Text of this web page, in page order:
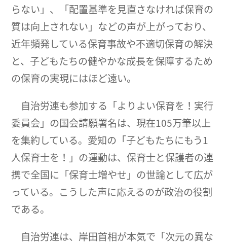
らない」、「配置基準を見直さなければ保育の
質は向上されない」などの声が上がっており、
近年頻発している保育事故や不適切保育の解決
と、子どもたちの健やかな成長を保障するため
の保育の実現にはほど遠い。
自治労連も参加する「よりよい保育を！実行
委員会」の国会請願署名は、現在105万筆以上
を集約している。愛知の「子どもたちにもう1
人保育士を！」の運動は、保育士と保護者の連
携で全国に「保育士増やせ」の世論として広が
っている。こうした声に応えるのが政治の役割
である。
自治労連は、岸田首相が本気で「次元の異な